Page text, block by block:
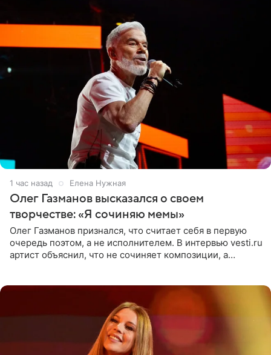
1 час назад Елена Нужная
Олег Газманов высказался о своем
творчестве: «Я сочиняю мемы»
Олег Газманов признался, что считает себя в первую
очередь поэтом, а не исполнителем. В интервью vesti.ru
артист объяснил, что не сочиняет композиции, а